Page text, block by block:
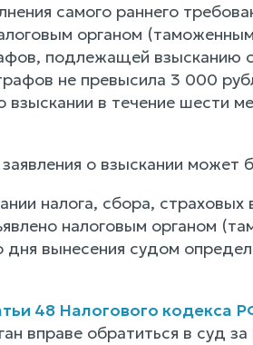
самого раннего
органом
подлежащей взысканию
не превысила 3 000
в течение шести
о взыскании может
налога, сбора,
налоговым органом
вынесения судом
48 Налогового кодекса
вправе обратиться в суд